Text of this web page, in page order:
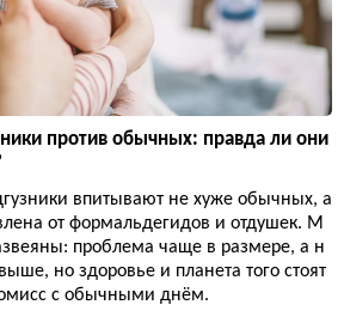
против обычных: правда ли они
впитывают не хуже обычных, а
от формальдегидов и отдушек. М
проблема чаще в размере, а н
но здоровье и планета того стоят
с обычными днём.